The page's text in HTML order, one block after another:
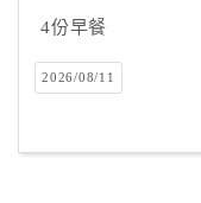
訂
房
Q&A
4份早餐
2026/08/11